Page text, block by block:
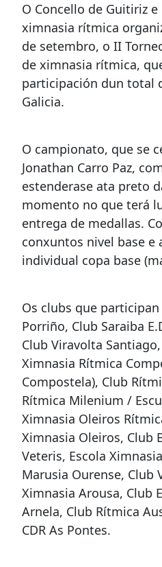
O Concello de Guitiriz
ximnasia rítmica
de setembro, o II
de ximnasia rítmica,
participación dun total
Galicia.
O campionato, que se
Jonathan Carro Paz,
estenderase ata preto
momento no que terá
entrega de medallas.
conxuntos nivel base e
individual copa base
Os clubs que
Porriño, Club Saraiba
Club Viravolta
Ximnasia Rítmica
Compostela), Club
Rítmica Milenium /
Ximnasia Oleiros
Ximnasia Oleiros, Club
Veteris, Escola
Marusia Ourense, Club
Ximnasia Arousa, Club
Arnela, Club Rítmica
CDR As Pontes.